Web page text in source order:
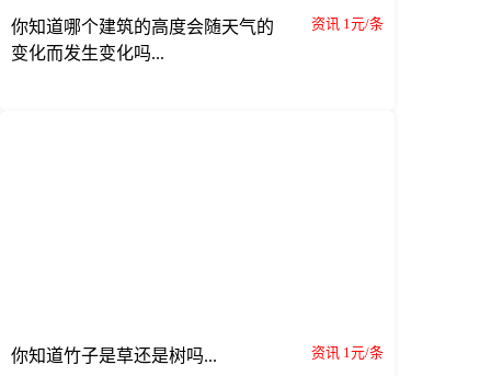
你知道哪个建筑的高度会随天气的
变化而发生变化吗...
资讯 1元/条
你知道竹子是草还是树吗... 资讯 1元/条